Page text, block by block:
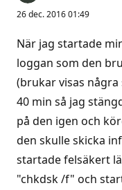
26 dec. 2016 01:49
När jag startade
loggan som den
(brukar visas några
40 min så jag
på den igen och
den skulle skicka
startade felsäkert
"chkdsk /f" och